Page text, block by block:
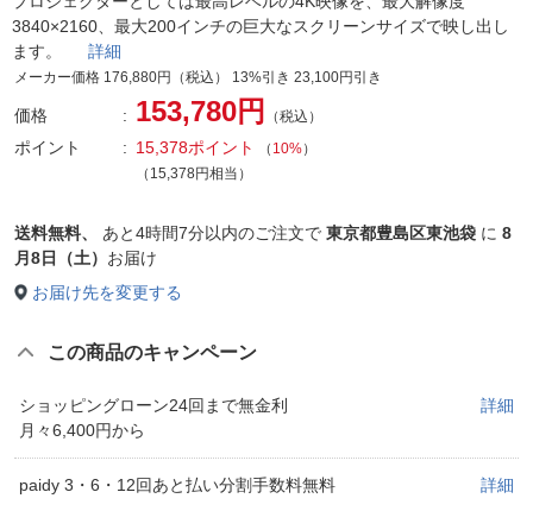
3840×2160、最大200インチの巨大なスクリーンサイズで映し出し
ます。 詳細
メーカー価格 176,880円（税込） 13%引き 23,100円引き
価格 153,780円 （税込）
ポイント 15,378ポイント （ 10%）
（15,378円相当）
送料無料、 あと4時間7分以内のご注文で 東京都豊島区東池袋 に 8
月8日（土） お届け
お届け先を変更する
この商品のキャンペーン
ショッピングローン24回まで無金利
月々6,400円から
詳細
paidy 3・6・12回あと払い分割手数料無料 詳細